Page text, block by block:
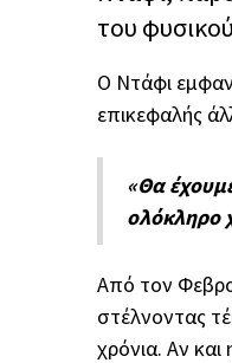
του
Ο Ντάφι
επικεφαλής
«Θα
ολόκληρο
Από τον
στέλνοντας
χρόνια. Αν